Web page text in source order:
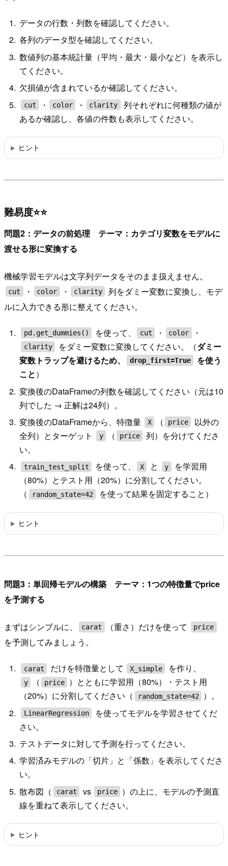
データの行数・列数を確認してください。
各列のデータ型を確認してください。
数値列の基本統計量（平均・最大・最小など）を表示し
てください。
欠損値が含まれているか確認してください。
cut ・ color ・ clarity
列それぞれに何種類の値が
あるか確認し、各値の件数も表示してください。
ヒント
難易度⭐⭐
問題2：データの前処理 テーマ：カテゴリ変数をモデルに
渡せる形に変換する
機械学習モデルは文字列データをそのまま扱えません。
cut ・ color ・ clarity
列をダミー変数に変換し、モデ
ルに入力できる形に整えてください。
pd.get_dummies() を使って、 cut ・ color ・
clarity をダミー変数に変換してください。（ダミー
変数トラップを避けるため、
drop_first=True
を使う
こと）
変換後のDataFrameの列数を確認してください（元は10
列でした → 正解は24列）。
変換後のDataFrameから、特徴量
X （ price
以外の
全列）とターゲット
y （ price
列）を分けてくださ
い。
train_test_split を使って、 X と y
を学習用
（80%）とテスト用（20%）に分割してください。
（
random_state=42 を使って結果を固定すること）
ヒント
問題3：単回帰モデルの構築 テーマ：1つの特徴量でprice
を予測する
まずはシンプルに、 carat （重さ）だけを使って price
を予測してみましょう。
carat だけを特徴量として X_simple を作り、
y （ price
）とともに学習用（80%）・テスト用
（20%）に分割してください（
random_state=42 ）。
LinearRegression
を使ってモデルを学習させてくだ
さい。
テストデータに対して予測を行ってください。
学習済みモデルの「切片」と「係数」を表示してくださ
い。
散布図（
carat vs price
）の上に、モデルの予測直
線を重ねて表示してください。
ヒント